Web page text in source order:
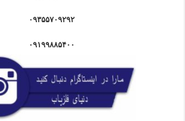
۰۹۳۵۵۷۰۹۲۹۲
۰۹۱۹۹۸۸۵۴۰۰